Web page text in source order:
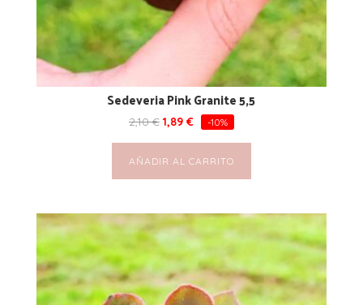
Sedeveria Pink Granite 5,5
2,10€ 1,89 € -10%
AÑADIR AL CARRITO